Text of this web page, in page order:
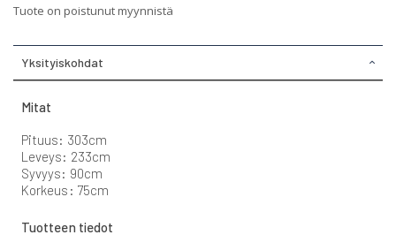
Tuote on poistunut myynnistä
Yksityiskohdat
Mitat
Pituus: 303cm
Leveys: 233cm
Syvyys: 90cm
Korkeus: 75cm
Tuotteen tiedot